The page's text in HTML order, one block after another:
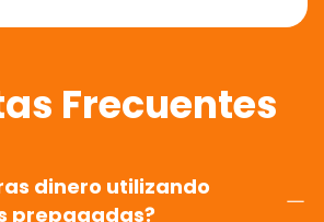
Frecuentes
dinero utilizando
prepagadas?